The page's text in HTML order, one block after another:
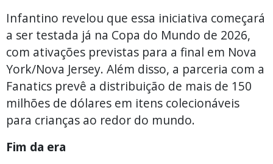
Infantino revelou que essa iniciativa começará
a ser testada já na Copa do Mundo de 2026,
com ativações previstas para a final em Nova
York/Nova Jersey. Além disso, a parceria com a
Fanatics prevê a distribuição de mais de 150
milhões de dólares em itens colecionáveis
para crianças ao redor do mundo.
Fim da era